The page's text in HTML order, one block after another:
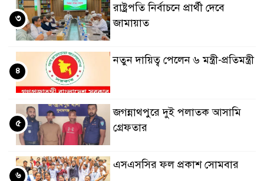
রাষ্ট্রপতি নির্বাচনে প্রার্থী দেবে
জামায়াত
৩
নতুন দায়িত্ব পেলেন ৬ মন্ত্রী-প্রতিমন্ত্রী
৪
জগন্নাথপুরে দুই পলাতক আসামি
গ্রেফতার
৫
এসএসসির ফল প্রকাশ সোমবার
৬